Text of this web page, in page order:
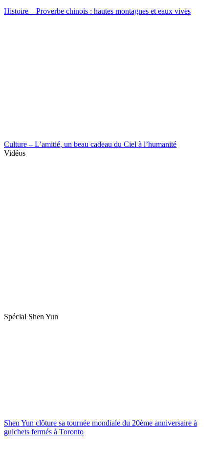
Histoire – Proverbe chinois : hautes montagnes et eaux vives
Culture – L’amitié, un beau cadeau du Ciel à l’humanité
Vidéos
Spécial Shen Yun
Shen Yun clôture sa tournée mondiale du 20ème anniversaire à
guichets fermés à Toronto